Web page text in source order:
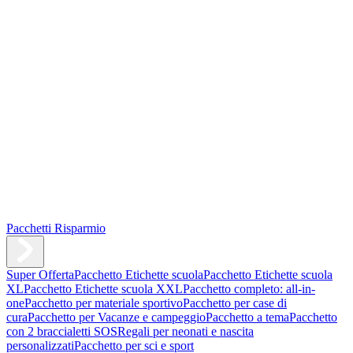
Pacchetti Risparmio
Super OffertaPacchetto Etichette scuolaPacchetto Etichette scuola
XLPacchetto Etichette scuola XXLPacchetto completo: all-in-
onePacchetto per materiale sportivoPacchetto per case di
curaPacchetto per Vacanze e campeggioPacchetto a temaPacchetto
con 2 braccialetti SOSRegali per neonati e nascita
personalizzatiPacchetto per sci e sport